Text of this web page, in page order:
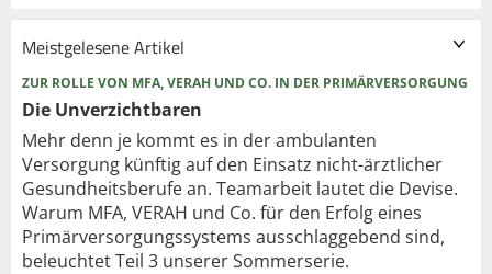
Meistgelesene Artikel
ZUR ROLLE VON MFA, VERAH UND CO. IN DER PRIMÄRVERSORGUNG
Die Unverzichtbaren
Mehr denn je kommt es in der ambulanten
Versorgung künftig auf den Einsatz nicht-ärztlicher
Gesundheitsberufe an. Teamarbeit lautet die Devise.
Warum MFA, VERAH und Co. für den Erfolg eines
Primärversorgungssystems ausschlaggebend sind,
beleuchtet Teil 3 unserer Sommerserie.